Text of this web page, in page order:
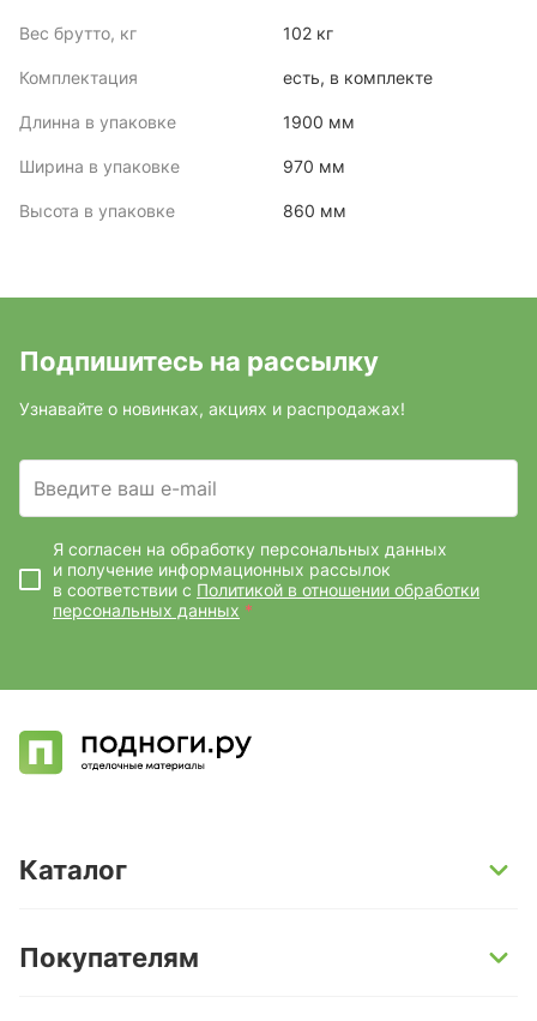
Вес брутто, кг 102 кг
Комплектация есть, в комплекте
Длинна в упаковке 1900 мм
Ширина в упаковке 970 мм
Высота в упаковке 860 мм
Подпишитесь на рассылку
Узнавайте о новинках, акциях и распродажах!
Введите ваш e-mail
Я согласен на обработку персональных данных
и получение информационных рассылок
в соответствии с Политикой в отношении обработки
персональных данных *
Каталог
Кварц-винил и LVT-плитка
Покупателям